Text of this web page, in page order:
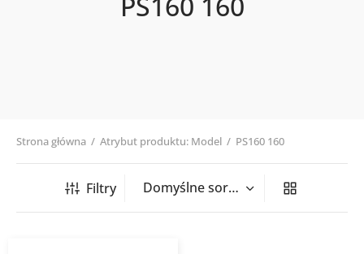
Strona główna / Atrybut produktu: Model / PS160 160
Filtry